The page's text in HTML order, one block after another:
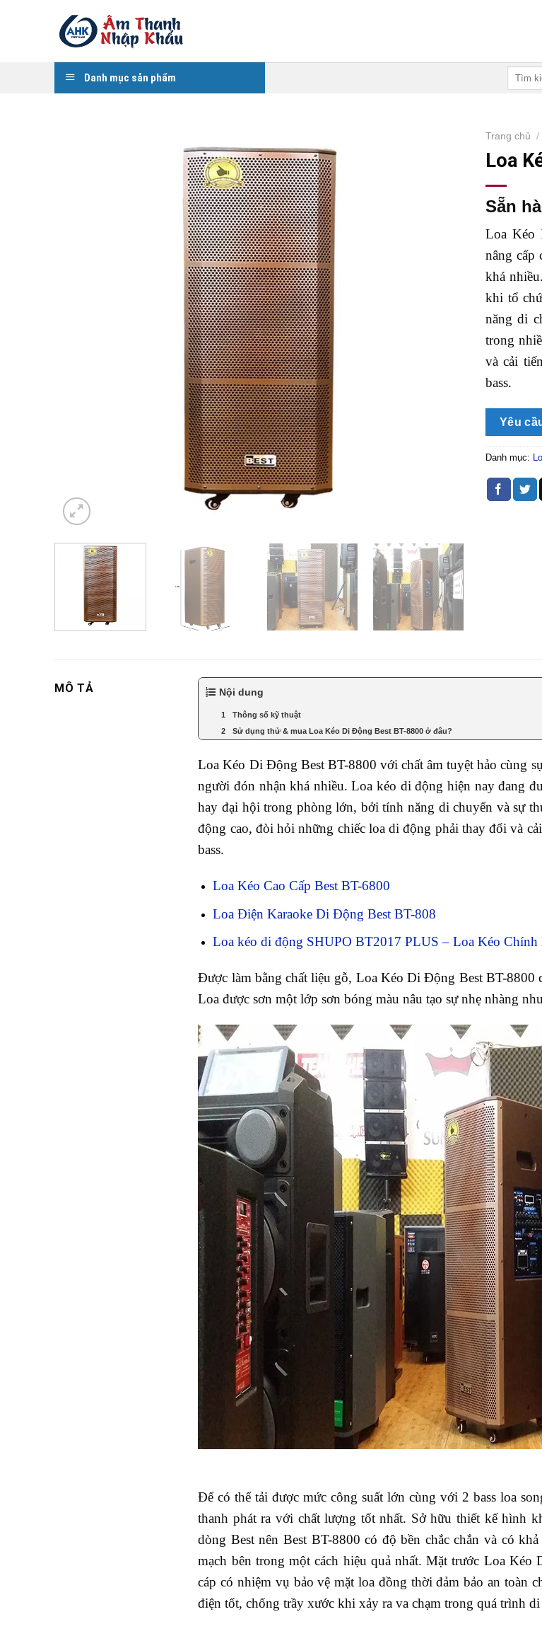
Danh mục sản phẩm
Trang chủ /
Loa
Sẵn
Loa Kéo
nâng cấp
khá
khi tổ
năng di
trong
và cải
bass.
Yêu
Danh mục:
MÔ TẢ Nội dung
Thông số kỹ thuật
Sử dụng thử & mua Loa Kéo Di Động Best BT-8800 ở đâu?
Loa Kéo Di Động Best BT-8800 với chất âm tuyệt hảo cùng
người đón nhận khá nhiều. Loa kéo di động hiện nay đang
hay đại hội trong phòng lớn, bởi tính năng di chuyển và sự
động cao, đòi hỏi những chiếc loa di động phải thay đổi và
bass.
Loa Kéo Cao Cấp Best BT-6800
Loa Điện Karaoke Di Động Best BT-808
Loa kéo di động SHUPO BT2017 PLUS – Loa Kéo Chính
Được làm bằng chất liệu gỗ, Loa Kéo Di Động Best BT-8800
Loa được sơn một lớp sơn bóng màu nâu tạo sự nhẹ nhàng
Để có thể tải được mức công suất lớn cùng với 2 bass loa
thanh phát ra với chất lượng tốt nhất. Sở hữu thiết kế hình
dòng Best nên Best BT-8800 có độ bền chắc chắn và có
mạch bên trong một cách hiệu quả nhất. Mặt trước Loa
cáp có nhiệm vụ bảo vệ mặt loa đồng thời đảm bảo an toàn
điện tốt, chống trầy xước khi xảy ra va chạm trong quá trình